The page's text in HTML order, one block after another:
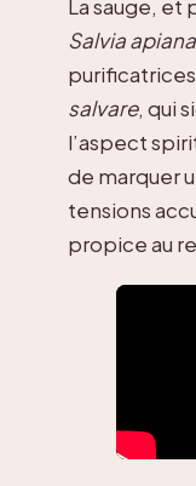
La sauge, et
Salvia apiana
salvare, qui
l’aspect
de marquer
tensions
propice au